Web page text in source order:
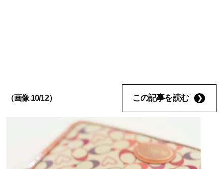
（画像 10/12） この記事を読む